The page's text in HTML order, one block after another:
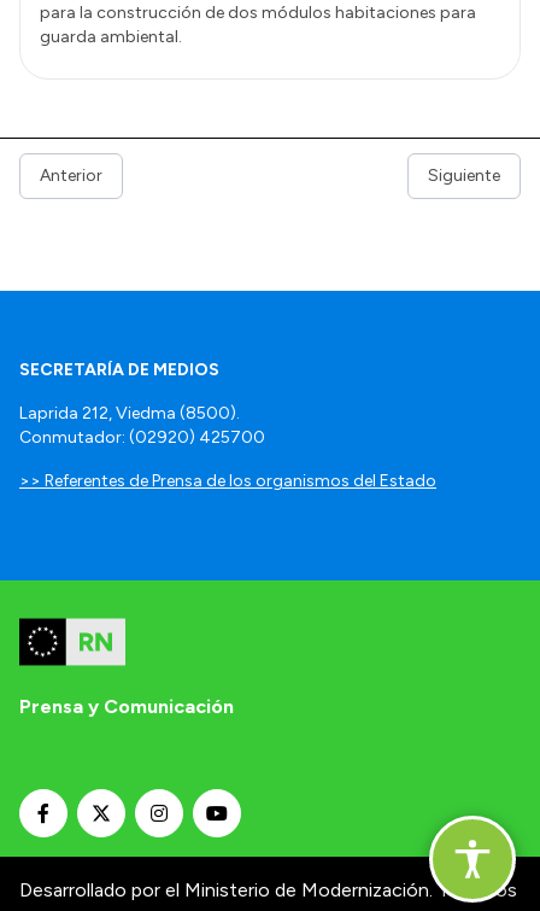
para la construcción de dos módulos habitaciones para
guarda ambiental.
Anterior Siguiente
SECRETARÍA DE MEDIOS
Laprida 212, Viedma (8500).
Conmutador: (02920) 425700
>> Referentes de Prensa de los organismos del Estado
Prensa y Comunicación
Desarrollado por el Ministerio de Modernización. Términos